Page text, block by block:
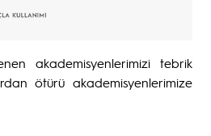
akademisyenlerimizi tebrik
ötürü akademisyenlerimize